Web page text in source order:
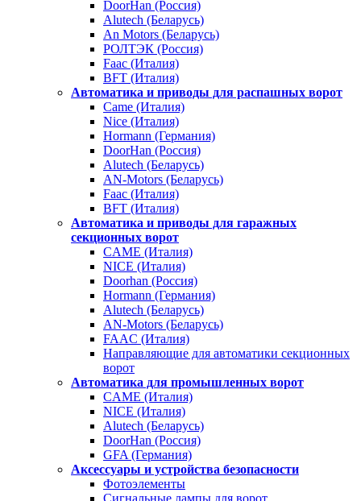
DoorHan (Россия)
Alutech (Беларусь)
An Motors (Беларусь)
РОЛТЭК (Россия)
Faac (Италия)
BFT (Италия)
Автоматика и приводы для распашных ворот
Came (Италия)
Nice (Италия)
Hormann (Германия)
DoorHan (Россия)
Alutech (Беларусь)
AN-Motors (Беларусь)
Faac (Италия)
BFT (Италия)
Автоматика и приводы для гаражных
секционных ворот
CAME (Италия)
NICE (Италия)
Doorhan (Россия)
Hormann (Германия)
Alutech (Беларусь)
AN-Motors (Беларусь)
FAAC (Италия)
Направляющие для автоматики секционных
ворот
Автоматика для промышленных ворот
CAME (Италия)
NICE (Италия)
Alutech (Беларусь)
DoorHan (Россия)
GFA (Германия)
Аксессуары и устройства безопасности
Фотоэлементы
Сигнальные лампы для ворот